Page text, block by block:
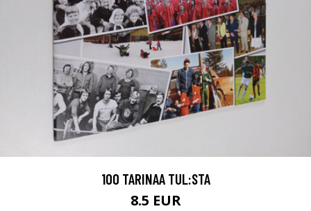
100 TARINAA TUL:STA
8.5 EUR